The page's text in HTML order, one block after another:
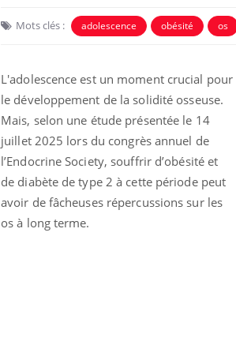
Mots clés : adolescence obésité os
L'adolescence est un moment crucial pour
le développement de la solidité osseuse.
Mais, selon une étude présentée le 14
juillet 2025 lors du congrès annuel de
l’Endocrine Society, souffrir d’obésité et
de diabète de type 2 à cette période peut
avoir de fâcheuses répercussions sur les
os à long terme.
Chikungunya, dengue,
West Nile : que se passe-
t-il dans le sud de la
Les médicaments GLP-1
protègent-ils aussi les os
?